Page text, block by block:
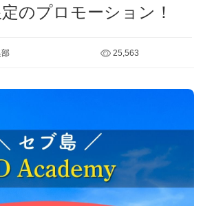
のプロモーション！
25,563